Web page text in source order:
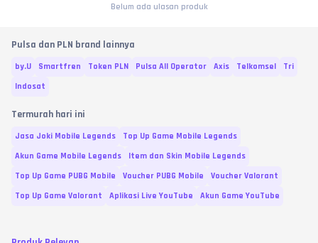
Belum ada ulasan produk
Pulsa dan PLN brand lainnya
by.U Smartfren Token PLN Pulsa All Operator Axis Telkomsel
Tri
Indosat
Termurah hari ini
Jasa Joki Mobile Legends
Top Up Game Mobile Legends
Akun Game Mobile Legends
Item dan Skin Mobile Legends
Top Up Game PUBG Mobile
Voucher PUBG Mobile
Voucher Valorant
Top Up Game Valorant
Aplikasi Live YouTube Akun Game YouTube